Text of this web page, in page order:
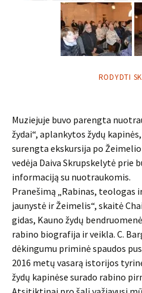
RODYDTI
Muziejuje buvo parengta
žydai“, aplankytos žydų
surengta ekskursija po
vedėja Daiva Skrupskelytė prie
informaciją su nuotraukomis.
Pranešimą „Rabinas, teologas
jaunystė ir Žeimelis“, skaitė
gidas, Kauno žydų
rabino biografija ir veikla. C.
dėkingumu priminė spaudos
2016 metų vasarą istorijos
žydų kapinėse surado rabino